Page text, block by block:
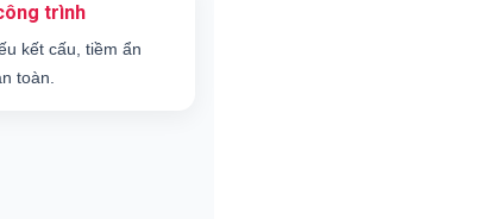
trình
kết cấu, tiềm ẩn
toàn.